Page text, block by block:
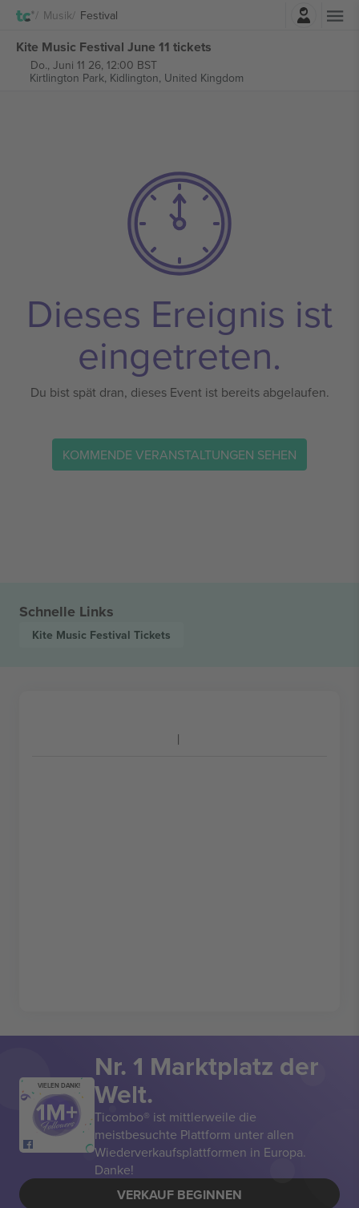
Musik Festival
Kite Music Festival June 11 tickets
Do., Juni 11 26, 12:00 BST
Kirtlington Park, Kidlington, United Kingdom
Dieses Ereignis ist
eingetreten.
Du bist spät dran, dieses Event ist bereits abgelaufen.
KOMMENDE VERANSTALTUNGEN SEHEN
Schnelle Links
Kite Music Festival Tickets
VIELEN DANK!
Nr. 1 Marktplatz der
Welt.
Ticombo® ist mittlerweile die
meistbesuchte Plattform unter allen
Wiederverkaufsplattformen in Europa.
Danke!
VERKAUF BEGINNEN